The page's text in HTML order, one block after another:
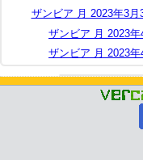
ザンビア 月 2023年3月
ザンビア 月 2023年
ザンビア 月 2023年